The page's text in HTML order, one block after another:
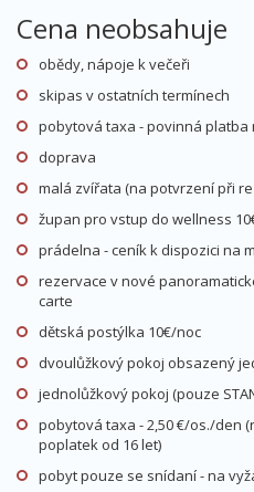
26.12. - 02.01.27
sobota - sobota
36 300 Kč cena za 8 dní
leden 2027
16.01. - 23.01.27
sobota - sobota
21 300 Kč cena za 8
23.01. - 30.01.27
sobota - sobota
22 900 Kč cena za 8 dní
Cena neobsahuje
obědy, nápoje k večeři
skipas v ostatních termínech
pobytová taxa - povinná platba
doprava
malá zvířata (na potvrzení při
župan pro vstup do wellness
prádelna - ceník k dispozici na
rezervace v nové
carte
dětská postýlka 10€/noc
dvoulůžkový pokoj obsazený
jednolůžkový pokoj (pouze
pobytová taxa - 2,50 €/os./den
poplatek od 16 let)
pobyt pouze se snídaní - na